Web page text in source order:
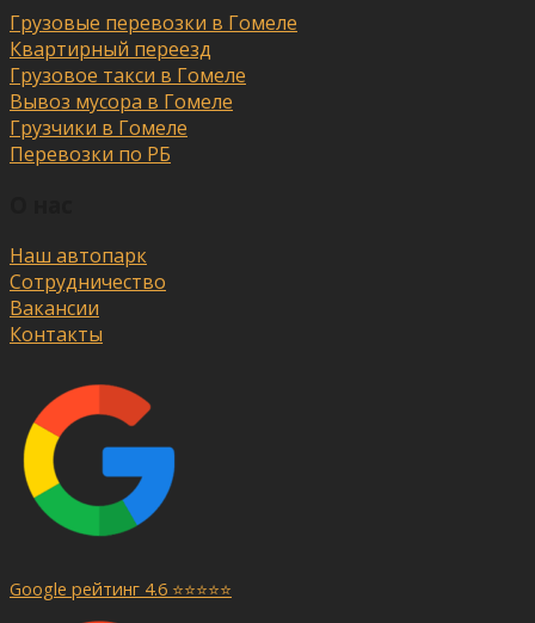
Грузовые перевозки в Гомеле
Квартирный переезд
Грузовое такси в Гомеле
Вывоз мусора в Гомеле
Грузчики в Гомеле
Перевозки по РБ
Наш автопарк
Сотрудничество
Вакансии
Контакты
Google рейтинг 4.6 ⭐️⭐️⭐️⭐️⭐️